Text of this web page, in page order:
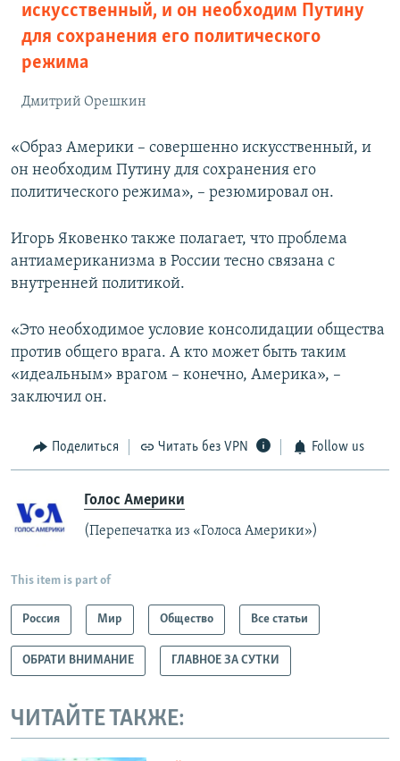
искусственный, и он необходим Путину
для сохранения его политического
режима
Дмитрий Орешкин
«Образ Америки – совершенно искусственный, и
он необходим Путину для сохранения его
политического режима», – резюмировал он.
Игорь Яковенко также полагает, что проблема
антиамериканизма в России тесно связана с
внутренней политикой.
«Это необходимое условие консолидации общества
против общего врага. А кто может быть таким
«идеальным» врагом – конечно, Америка», –
заключил он.
Поделиться Читать без VPN Follow us
Голос Америки
(Перепечатка из «Голоса Америки»)
This item is part of
Россия Мир Общество Все статьи
ОБРАТИ ВНИМАНИЕ ГЛАВНОЕ ЗА СУТКИ
ЧИТАЙТЕ ТАКЖЕ: